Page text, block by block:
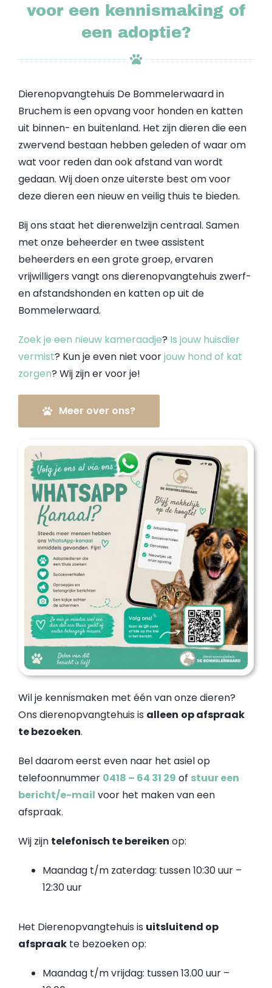
voor een kennismaking of
een adoptie?
Dierenopvangtehuis De Bommelerwaard in
Bruchem is een opvang voor honden en katten
uit binnen- en buitenland. Het zijn dieren die een
zwervend bestaan hebben geleden of waar om
wat voor reden dan ook afstand van wordt
gedaan. Wij doen onze uiterste best om voor
deze dieren een nieuw en veilig thuis te bieden.
Bij ons staat het dierenwelzijn centraal. Samen
met onze beheerder en twee assistent
beheerders en een grote groep, ervaren
vrijwilligers vangt ons dierenopvangtehuis zwerf-
en afstandshonden en katten op uit de
Bommelerwaard.
Zoek je een nieuw kameraadje? Is jouw huisdier
vermist? Kun je even niet voorjouw hond of kat
zorgen? Wij zijn er voor je!
Meer over ons?
Wil je kennismaken met één van onze dieren?
Ons dierenopvangtehuis is alleen op afspraak
te bezoeken.
Bel daarom eerst even naar het asiel op
telefoonnummer 0418 – 64 31 29 of stuur een
bericht/e-mail voor het maken van een
afspraak.
Wij zijn telefonisch te bereiken op:
Maandag t/m zaterdag: tussen 10:30 uur –
12:30 uur
Het Dierenopvangtehuis is uitsluitend op
afspraakte bezoeken op:
Maandag t/m vrijdag: tussen 13.00 uur –